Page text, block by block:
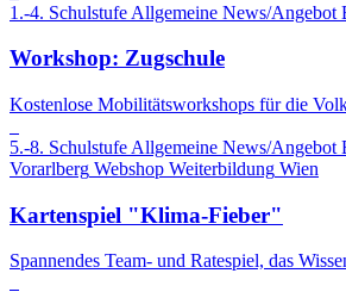
1.-4. Schulstufe Allgemeine News/Angebot
Workshop: Zugschule
Kostenlose Mobilitätsworkshops für die
5.-8. Schulstufe Allgemeine News/Angebot
Vorarlberg Webshop Weiterbildung Wien
Kartenspiel "Klima-Fieber"
Spannendes Team- und Ratespiel, das